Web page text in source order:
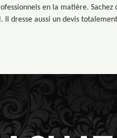
en la matière.
dresse aussi un devis